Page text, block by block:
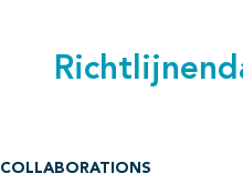
COLLABORATIONS